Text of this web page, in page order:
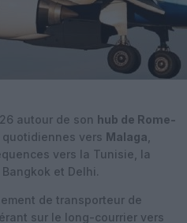
autour de son hub de Rome-
quotidiennes vers Malaga
vers la Tunisie, la
et Delhi.
de transporteur de
sur le long-courrier vers